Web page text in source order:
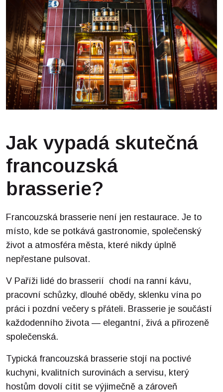
Jak vypadá skutečná
francouzská
brasserie?
Francouzská brasserie není jen restaurace. Je to
místo, kde se potkává gastronomie, společenský
život a atmosféra města, které nikdy úplně
nepřestane pulsovat.
V Paříži lidé do brasserií chodí na ranní kávu,
pracovní schůzky, dlouhé obědy, sklenku vína po
práci i pozdní večery s přáteli. Brasserie je součástí
každodenního života — elegantní, živá a přirozeně
společenská.
Typická francouzská brasserie stojí na poctivé
kuchyni, kvalitních surovinách a servisu, který
hostům dovolí cítit se výjimečně a zároveň